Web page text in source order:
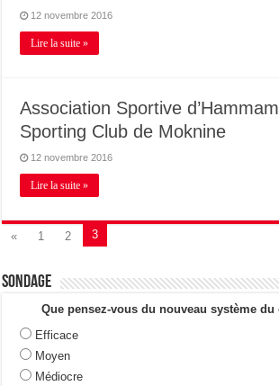
12 novembre 2016
Lire la suite »
Association Sportive
Sporting Club de Moknine
12 novembre 2016
Lire la suite »
« 1 2 3
Sondage
Que pensez-vous du nouveau système
Efficace
Moyen
Médiocre